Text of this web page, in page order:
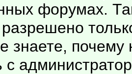
форумах.
знаете,
с